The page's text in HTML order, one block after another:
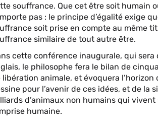
souffrance. Que cet être soit humain
pas : le principe d’égalité exige
soit prise en compte au même
similaire de tout autre être.
cette conférence inaugurale, qui sera
le philosophe fera le bilan de
libération animale, et évoquera l’horizon
pour l’avenir de ces idées, et de la
d’animaux non humains qui vivent
humaine.